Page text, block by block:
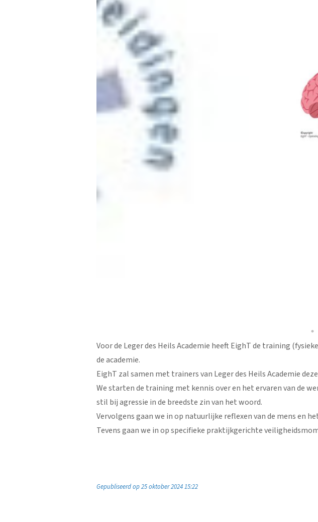
Voor de Leger des Heils Academie heeft EighT de training
de academie.
EighT zal samen met trainers van Leger des Heils Academie
We starten de training met kennis over en het ervaren van de
stil bij agressie in de breedste zin van het woord.
Vervolgens gaan we in op natuurlijke reflexen van de mens en
Tevens gaan we in op specifieke praktijkgerichte
Gepubliseerd op 25 oktober 2024 15:22